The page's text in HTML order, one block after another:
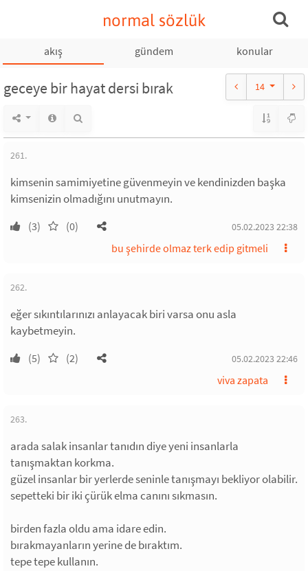
normal sözlük
akış gündem konular
geceye bir hayat dersi bırak 14
261.
kimsenin samimiyetine güvenmeyin ve kendinizden başka
kimsenizin olmadığını unutmayın.
(3) (0) 05.02.2023 22:38
bu şehirde olmaz terk edip gitmeli
262.
eğer sıkıntılarınızı anlayacak biri varsa onu asla
kaybetmeyin.
(5) (2) 05.02.2023 22:46
viva zapata
263.
arada salak insanlar tanıdın diye yeni insanlarla
tanışmaktan korkma.
güzel insanlar bir yerlerde seninle tanışmayı bekliyor olabilir.
sepetteki bir iki çürük elma canını sıkmasın.
birden fazla oldu ama idare edin.
bırakmayanların yerine de bıraktım.
tepe tepe kullanın.